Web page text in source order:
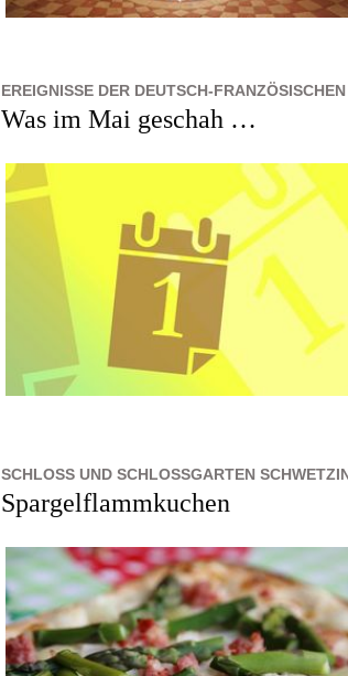
EREIGNISSE DER DEUTSCH-
Was im Mai geschah …
SCHLOSS UND SCHLOSSGARTEN
Spargelflammkuchen